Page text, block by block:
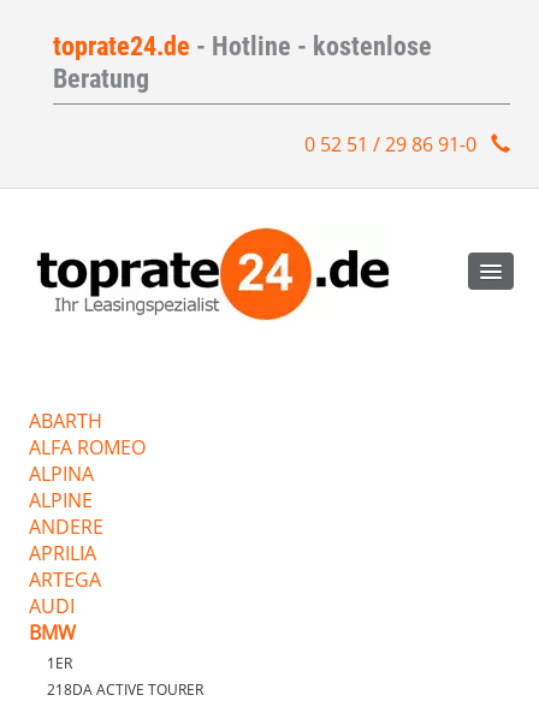
toprate24.de - Hotline - kostenlose
Beratung
0 52 51 / 29 86 91-0
ABARTH
ALFA ROMEO
ALPINA
ALPINE
ANDERE
APRILIA
ARTEGA
AUDI
BMW
1ER
218DA ACTIVE TOURER